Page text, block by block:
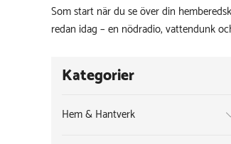
Som start när du se över din
redan idag – en nödradio, vattendunk
Kategorier
Hem & Hantverk